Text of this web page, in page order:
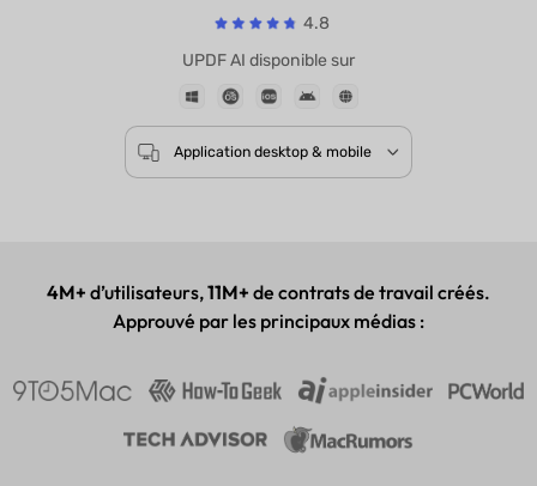
Propulsé par
GPT-5 |
DeepSeek R1
5000+ avis
4.8
UPDF AI disponible sur
4M+ d’utilisateurs,11M+ de contrats de travail créés.
Approuvé par les principaux médias :